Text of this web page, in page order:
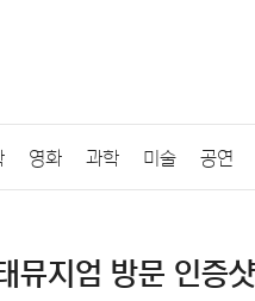
영화 과학 미술 공연
방송 일상 주식 암호화폐
뮤지엄 방문 인증